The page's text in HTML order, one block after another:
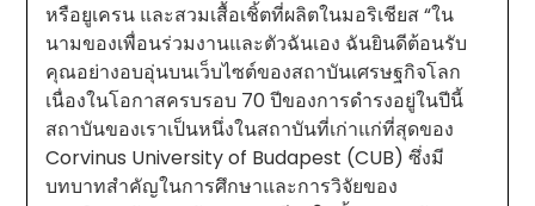
หรือยูเครน และสวมเสื้อเชิ้ตที่ผลิตในมอริเชียส “ใน
นามของเพื่อนร่วมงานและตัวฉันเอง ฉันยินดีต้อนรับ
คุณอย่างอบอุ่นบนเว็บไซต์ของสถาบันเศรษฐกิจโลก
เนื่องในโอกาสครบรอบ 70 ปีของการดำรงอยู่ในปีนี้
สถาบันของเราเป็นหนึ่งในสถาบันที่เก่าแก่ที่สุดของ
Corvinus University of Budapest (CUB) ซึ่งมี
บทบาทสำคัญในการศึกษาและการวิจัยของ